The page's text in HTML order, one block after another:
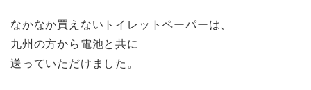
なかなか買えないトイレットペーパーは、
九州の方から電池と共に
送っていただけました。